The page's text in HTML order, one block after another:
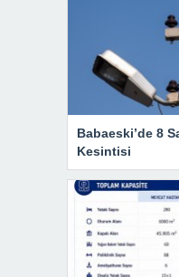
Babaeski’de 8
Kesintisi